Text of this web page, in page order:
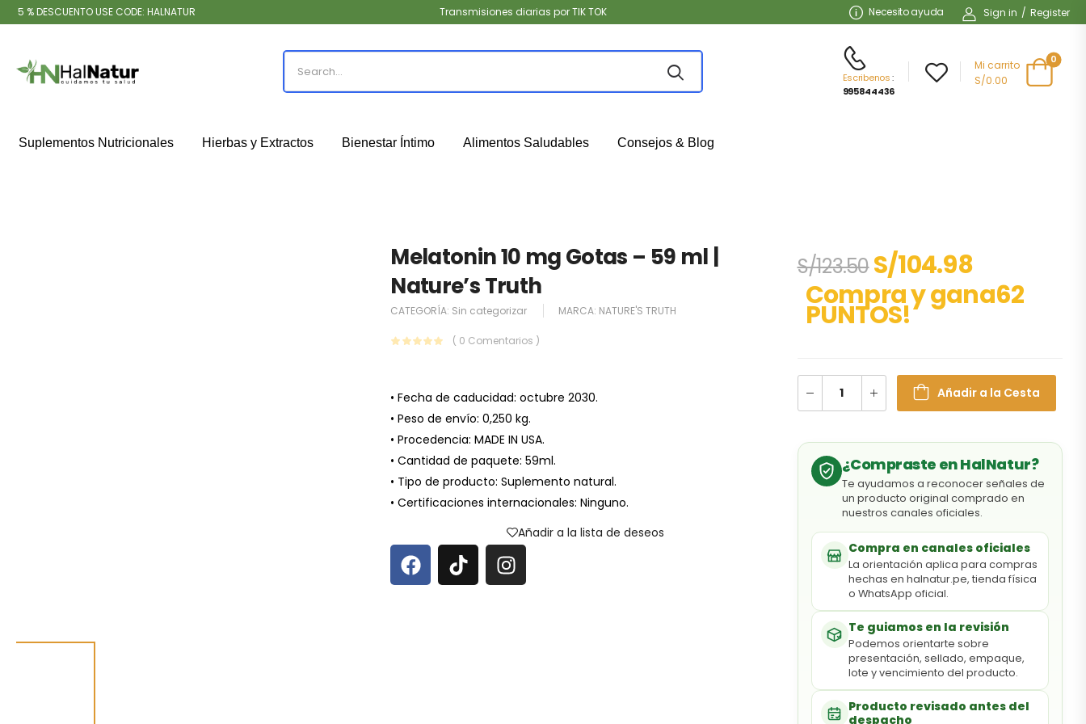
5 % DESCUENTO USE CODE: HALNATUR Transmisiones diarias por TIK TOK Necesito ayuda Sign in / Register
Escribenos:
995844436
Mi carrito
S/0.00
0
Suplementos Nutricionales Hierbas y Extractos Bienestar Íntimo Alimentos Saludables Consejos & Blog
Melatonin 10 mg Gotas – 59 ml |
Nature’s Truth
CATEGORÍA: Sin categorizar MARCA: NATURE'S TRUTH
( 0 Comentarios )
• Fecha de caducidad: octubre 2030.
• Peso de envío: 0,250 kg.
• Procedencia: MADE IN USA.
• Cantidad de paquete: 59ml.
• Tipo de producto: Suplemento natural.
• Certificaciones internacionales: Ninguno.
Añadir a la lista de deseos
S/123.50S/104.98
Compra y gana62
PUNTOS!
Añadir a la Cesta
¿Compraste en HalNatur?
Te ayudamos a reconocer señales de
un producto original comprado en
nuestros canales oficiales.
Compra en canales oficiales
La orientación aplica para compras
hechas en halnatur.pe, tienda física
o WhatsApp oficial.
Te guiamos en la revisión
Podemos orientarte sobre
presentación, sellado, empaque,
lote y vencimiento del producto.
Producto revisado antes del
despacho